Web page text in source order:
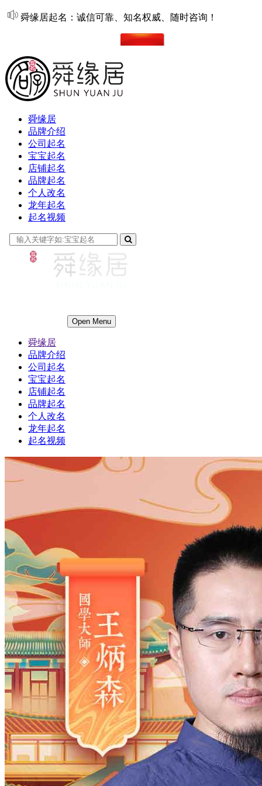
舜缘居起名：诚信可靠、知名权威、随时咨询！
舜缘居
品牌介绍
公司起名
宝宝起名
店铺起名
品牌起名
个人改名
龙年起名
起名视频
Open Menu
舜缘居
品牌介绍
公司起名
宝宝起名
店铺起名
品牌起名
个人改名
龙年起名
起名视频